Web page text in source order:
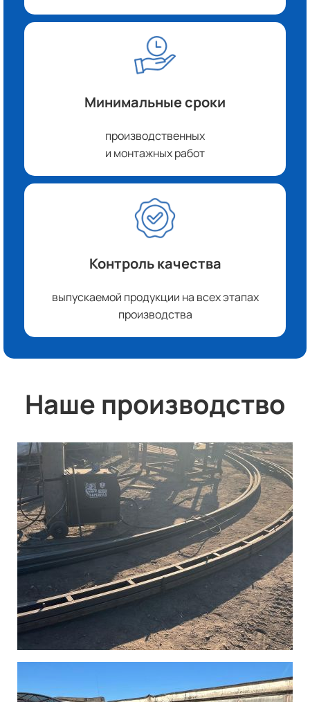
Минимальные сроки
производственных
и монтажных работ
Контроль качества
выпускаемой продукции на всех этапах
производства
Наше производство